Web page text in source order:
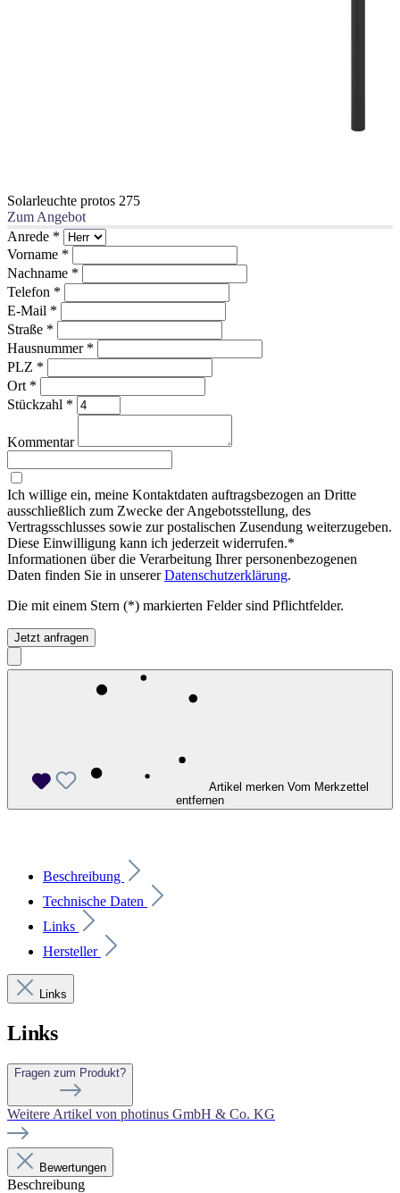
Solarleuchte protos 275
Zum Angebot
Anrede *
Vorname *
Nachname *
Telefon *
E-Mail *
Straße *
Hausnummer *
PLZ *
Ort *
Stückzahl *
Kommentar
Ich willige ein, meine Kontaktdaten auftragsbezogen an Dritte
ausschließlich zum Zwecke der Angebotsstellung, des
Vertragsschlusses sowie zur postalischen Zusendung weiterzugeben.
Diese Einwilligung kann ich jederzeit widerrufen.*
Informationen über die Verarbeitung Ihrer personenbezogenen
Daten finden Sie in unsererDatenschutzerklärung.
Die mit einem Stern (*) markierten Felder sind Pflichtfelder.
Jetzt anfragen
Artikel merken Vom Merkzettel
entfernen
Beschreibung
Technische Daten
Links
Hersteller
Links
Links
Fragen zum Produkt?
Weitere Artikel von photinus GmbH & Co. KG
Bewertungen
Beschreibung